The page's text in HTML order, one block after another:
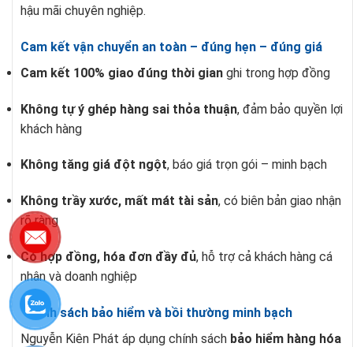
hậu mãi chuyên nghiệp.
Cam kết vận chuyển an toàn – đúng hẹn – đúng giá
Cam kết 100% giao đúng thời gian ghi trong hợp đồng
Không tự ý ghép hàng sai thỏa thuận, đảm bảo quyền lợi
khách hàng
Không tăng giá đột ngột, báo giá trọn gói – minh bạch
Không trầy xước, mất mát tài sản, có biên bản giao nhận
rõ ràng
Có hợp đồng, hóa đơn đầy đủ, hỗ trợ cả khách hàng cá
nhân và doanh nghiệp
Chính sách bảo hiểm và bồi thường minh bạch
Nguyễn Kiên Phát áp dụng chính sách bảo hiểm hàng hóa